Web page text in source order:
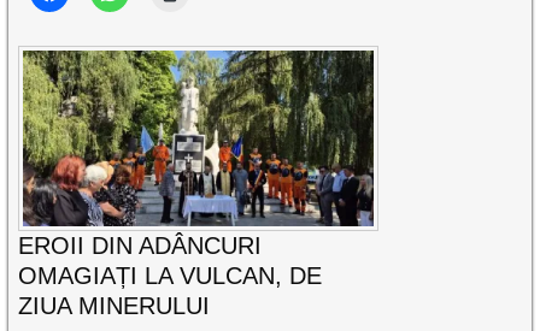
EROII DIN ADÂNCURI
OMAGIAȚI LA VULCAN, DE
ZIUA MINERULUI